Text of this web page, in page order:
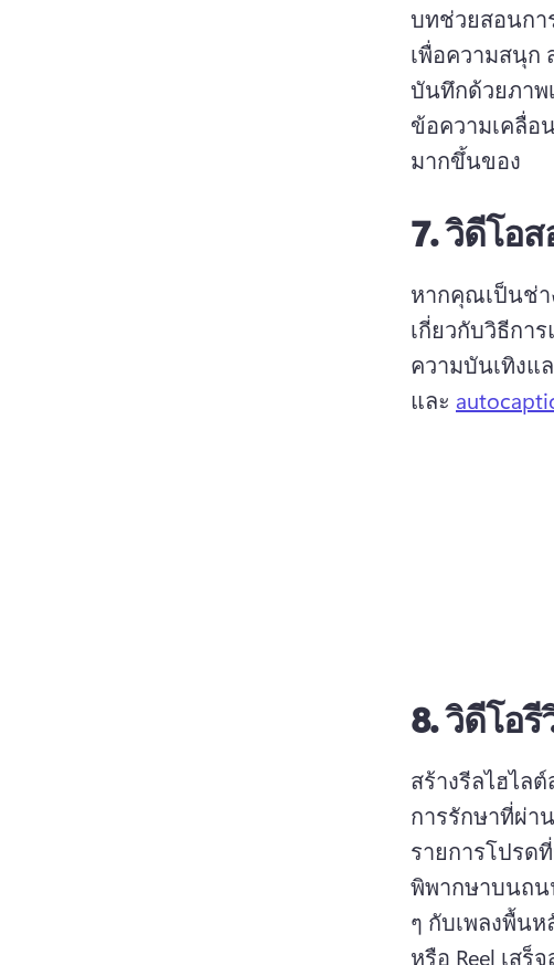
บทช่วยสอนก
เพื่อความสนุก
บันทึกด้วยภาพ
ข้อความเคลื่อ
มากขึ้นของ
7.วิดีโอ
หากคุณเป็นช่า
เกี่ยวกับวิธีกา
ความบันเทิงแ
และ
8.วิดีโอรี
สร้างรีลไฮไล
การรักษาที่ผ่า
รายการโปรด
พิพากษาบนถน
ๆ กับเพลงพื้น
หรือ Reel เสร็